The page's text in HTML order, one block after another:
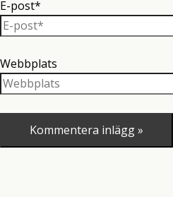
E-post*
Webbplats